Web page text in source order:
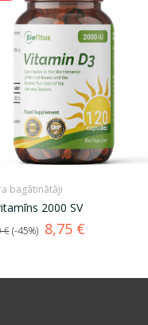
bagātinātāji
2000 SV
€ -45% Cena
8,75 €